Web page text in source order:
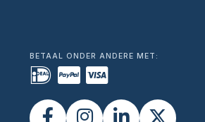
BETAAL ONDER ANDERE MET: